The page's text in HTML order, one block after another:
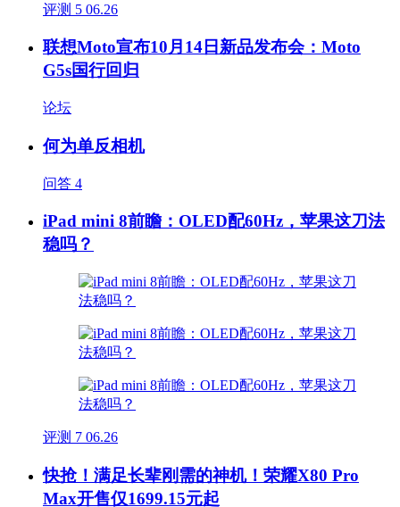
评测 5 06.26
联想Moto宣布10月14日新品发布会：Moto
G5s国行回归
论坛
何为单反相机
问答 4
iPad mini 8前瞻：OLED配60Hz，苹果这刀法
稳吗？
评测 7 06.26
快抢！满足长辈刚需的神机！荣耀X80 Pro
Max开售仅1699.15元起